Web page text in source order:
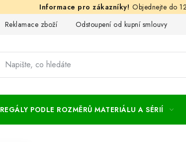
Objednejte do
Reklamace zboží Odstoupení od kupní smlouvy
REGÁLY PODLE ROZMĚRŮ MATERIÁLU A SÉRIÍ